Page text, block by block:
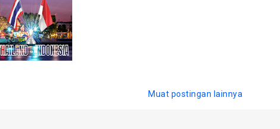
Muat postingan lainnya